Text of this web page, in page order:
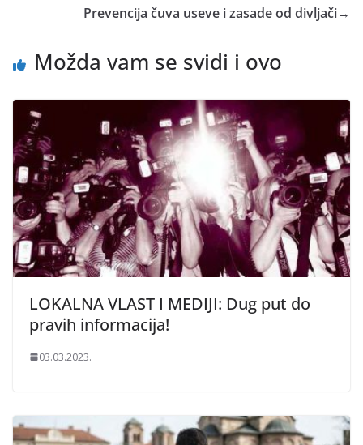
Prevencija čuva useve i zasade od divljači→
Možda vam se svidi i ovo
LOKALNA VLAST I MEDIJI: Dug put do
pravih informacija!
03.03.2023.